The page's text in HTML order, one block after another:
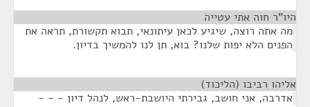
היו"ר חוה אתי עטייה
מה אתה רוצה, שיגיע לכאן עיתונאי, תבוא תקשורת, תראה את
הפנים הלא יפות שלנו? בוא, תן לנו להמשיך בדיון.
אליהו רביבו (הליכוד)
אדרבה, אני חושב, גבירתי היושבת-ראש, לנהל דיון - - -